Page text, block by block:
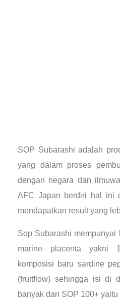
SOP Subarashi adalah
yang dalam proses
dengan negara dan
AFC Japan berdiri hal ini
mendapatkan result yang
Sop Subarashi
marine placenta yakni
komposisi baru sardine
(fruitflow) sehingga isi di
banyak dari SOP 100+